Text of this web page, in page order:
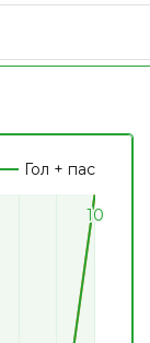
Гол + пас
10
10
10
10